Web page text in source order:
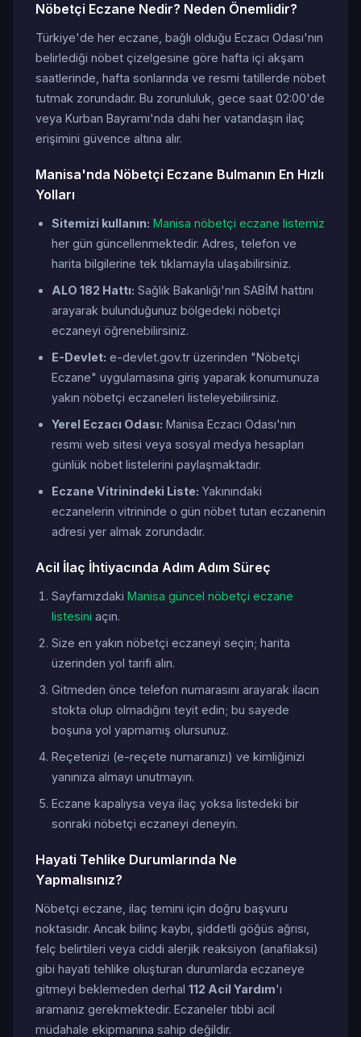
Nöbetçi Eczane Nedir? Neden Önemlidir?
Türkiye'de her eczane, bağlı olduğu Eczacı Odası'nın
belirlediği nöbet çizelgesine göre hafta içi akşam
saatlerinde, hafta sonlarında ve resmi tatillerde nöbet
tutmak zorundadır. Bu zorunluluk, gece saat 02:00'de
veya Kurban Bayramı'nda dahi her vatandaşın ilaç
erişimini güvence altına alır.
Manisa'nda Nöbetçi Eczane Bulmanın En Hızlı
Yolları
Sitemizi kullanın: Manisa nöbetçi eczane listemiz
her gün güncellenmektedir. Adres, telefon ve
harita bilgilerine tek tıklamayla ulaşabilirsiniz.
ALO 182 Hattı: Sağlık Bakanlığı'nın SABİM hattını
arayarak bulunduğunuz bölgedeki nöbetçi
eczaneyi öğrenebilirsiniz.
E-Devlet: e-devlet.gov.tr üzerinden "Nöbetçi
Eczane" uygulamasına giriş yaparak konumunuza
yakın nöbetçi eczaneleri listeleyebilirsiniz.
Yerel Eczacı Odası: Manisa Eczacı Odası'nın
resmi web sitesi veya sosyal medya hesapları
günlük nöbet listelerini paylaşmaktadır.
Eczane Vitrinindeki Liste: Yakınındaki
eczanelerin vitrininde o gün nöbet tutan eczanenin
adresi yer almak zorundadır.
Acil İlaç İhtiyacında Adım Adım Süreç
Sayfamızdaki Manisa güncel nöbetçi eczane
listesini açın.
Size en yakın nöbetçi eczaneyi seçin; harita
üzerinden yol tarifi alın.
Gitmeden önce telefon numarasını arayarak ilacın
stokta olup olmadığını teyit edin; bu sayede
boşuna yol yapmamış olursunuz.
Reçetenizi (e-reçete numaranızı) ve kimliğinizi
yanınıza almayı unutmayın.
Eczane kapalıysa veya ilaç yoksa listedeki bir
sonraki nöbetçi eczaneyi deneyin.
Hayati Tehlike Durumlarında Ne
Yapmalısınız?
Nöbetçi eczane, ilaç temini için doğru başvuru
noktasıdır. Ancak bilinç kaybı, şiddetli göğüs ağrısı,
felç belirtileri veya ciddi alerjik reaksiyon (anafilaksi)
gibi hayati tehlike oluşturan durumlarda eczaneye
gitmeyi beklemeden derhal 112 Acil Yardım'ı
aramanız gerekmektedir. Eczaneler tıbbi acil
müdahale ekipmanına sahip değildir.